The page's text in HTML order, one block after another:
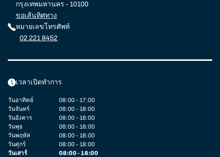
กรุงเทพมหานคร - 10100
ขอเส้นทิศทาง
หมายเลขโทรศัพท์
02 221 8452
เวลาเปิดทำการ
วันอาทิตย์
08:00 - 17:00
วันจันทร์
08:00 - 18:00
วันอังคาร
08:00 - 18:00
วันพุธ
08:00 - 18:00
วันพฤหัส
08:00 - 18:00
วันศุกร์
08:00 - 18:00
วันเสาร์
08:00 - 18:00